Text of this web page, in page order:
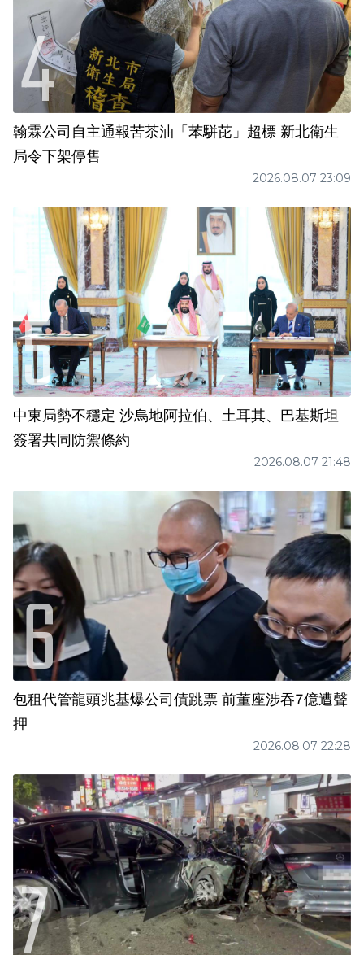
翰霖公司自主通報苦茶油「苯駢芘」超標 新北衛生
局令下架停售
2026.08.07 23:09
中東局勢不穩定 沙烏地阿拉伯、土耳其、巴基斯坦
簽署共同防禦條約
2026.08.07 21:48
包租代管龍頭兆基爆公司債跳票 前董座涉吞7億遭聲
押
2026.08.07 22:28